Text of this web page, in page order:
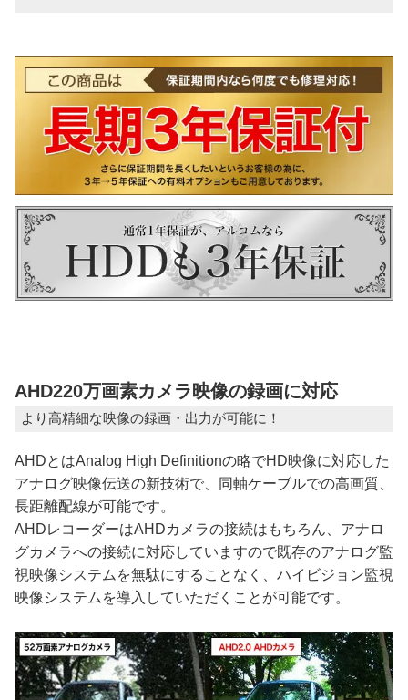
AHD220万画素カメラ映像の録画に対応
より高精細な映像の録画・出力が可能に！
AHDとはAnalog High Definitionの略でHD映像に対応した
アナログ映像伝送の新技術で、同軸ケーブルでの高画質、
長距離配線が可能です。
AHDレコーダーはAHDカメラの接続はもちろん、アナロ
グカメラへの接続に対応していますので既存のアナログ監
視映像システムを無駄にすることなく、ハイビジョン監視
映像システムを導入していただくことが可能です。